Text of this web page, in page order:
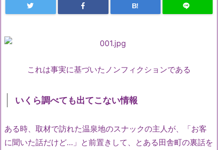
B!
これは事実に基づいたノンフィクションである
いくら調べても出てこない情報
ある時、取材で訪れた温泉地のスナックの主人が、「お客
に聞いた話だけど…」と前置きして、とある田舎町の裏話を